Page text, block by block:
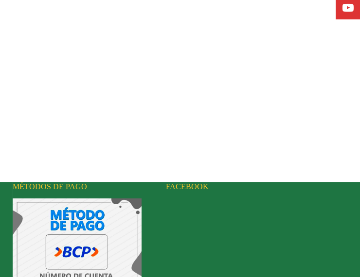
MÉTODOS DE PAGO FACEBOOK